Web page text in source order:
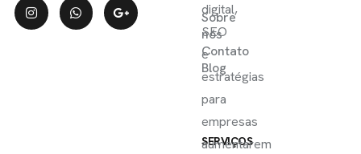
Sobre
nós
Contato
Blog
SERVIÇOS
digital,
SEO
e
estratégias
para
empresas
aumentarem